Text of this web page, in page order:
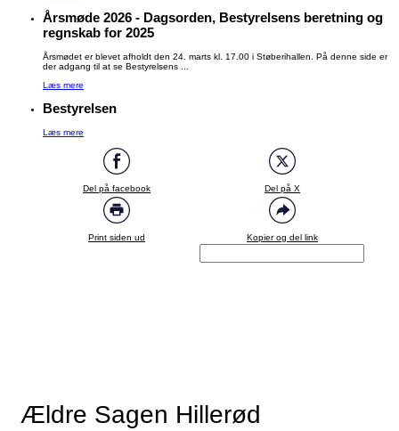
Årsmøde 2026 - Dagsorden, Bestyrelsens beretning og
regnskab for 2025
Årsmødet er blevet afholdt den 24. marts kl. 17.00 i Støberihallen. På denne side er
der adgang til at se Bestyrelsens ...
Læs mere
Bestyrelsen
Læs mere
Del på facebook Del på X
Print siden ud Kopier og del link
Ældre Sagen Hillerød